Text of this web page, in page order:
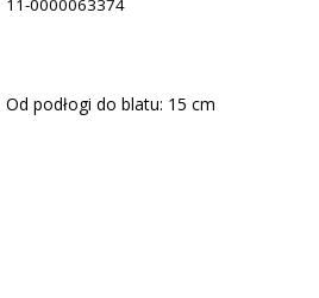
11-0000063374
Od podłogi do blatu: 15 cm